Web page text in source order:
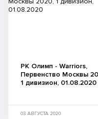
РК Олимп - Warriors,
Первенство Москвы
1 дивизион, 01.08.2020
03 АВГУСТА 2020